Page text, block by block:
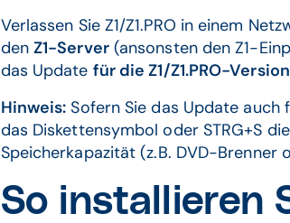
Verlassen Sie Z1/Z1.PRO in einem
denZ1-Server(ansonsten den Z1-
das Update für die Z1/Z1.PRO-
Hinweis: Sofern Sie das Update auch
das Diskettensymbol oder STRG+S
Speicherkapazität (z.B. DVD-Brenner
So installieren